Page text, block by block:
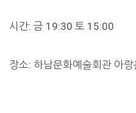
시간: 금 19:30 토 15:00
장소: 하남문화예술회관 아랑